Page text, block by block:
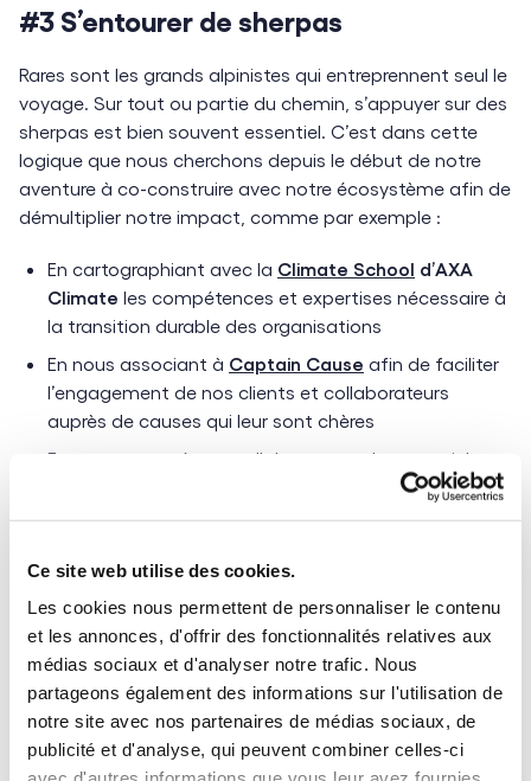
Ce site web utilise des cookies.
Les cookies nous permettent de personnaliser le contenu
et les annonces, d'offrir des fonctionnalités relatives aux
médias sociaux et d'analyser notre trafic. Nous
partageons également des informations sur l'utilisation de
notre site avec nos partenaires de médias sociaux, de
publicité et d'analyse, qui peuvent combiner celles-ci
#3 S’entourer de sherpas
Rares sont les grands alpinistes qui entreprennent seul le
voyage. Sur tout ou partie du chemin, s’appuyer sur des
sherpas est bien souvent essentiel. C’est dans cette
logique que nous cherchons depuis le début de notre
aventure à co-construire avec notre écosystème afin de
démultiplier notre impact, comme par exemple :
En cartographiant avec la Climate School d’AXA
Climate les compétences et expertises nécessaire à
la transition durable des organisations
En nous associant à Captain Cause afin de faciliter
l’engagement de nos clients et collaborateurs
auprès de causes qui leur sont chères
En permettant à nos collaborateurs de soutenir les
et de l’association
#4 Rejoindre des communautés
d’alpinistes
Sur le chemin de la transition durable, les haltes dans les
camps de base et refuges d’altitude sont souvent
extrêmement précieuses. Lieux d’échange entre pairs
partageant les mêmes défis, les camps de base sont